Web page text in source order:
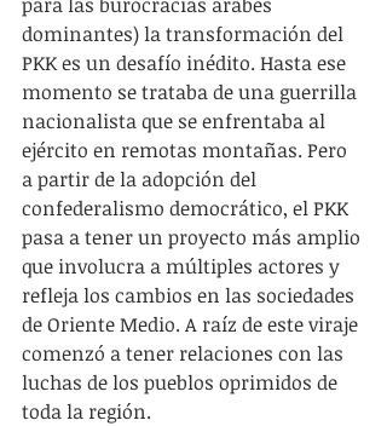
dominantes) la transformación del
PKK es un desafío inédito. Hasta ese
momento se trataba de una guerrilla
nacionalista que se enfrentaba al
ejército en remotas montañas. Pero
a partir de la adopción del
confederalismo democrático, el PKK
pasa a tener un proyecto más amplio
que involucra a múltiples actores y
refleja los cambios en las sociedades
de Oriente Medio. A raíz de este viraje
comenzó a tener relaciones con las
luchas de los pueblos oprimidos de
toda la región.